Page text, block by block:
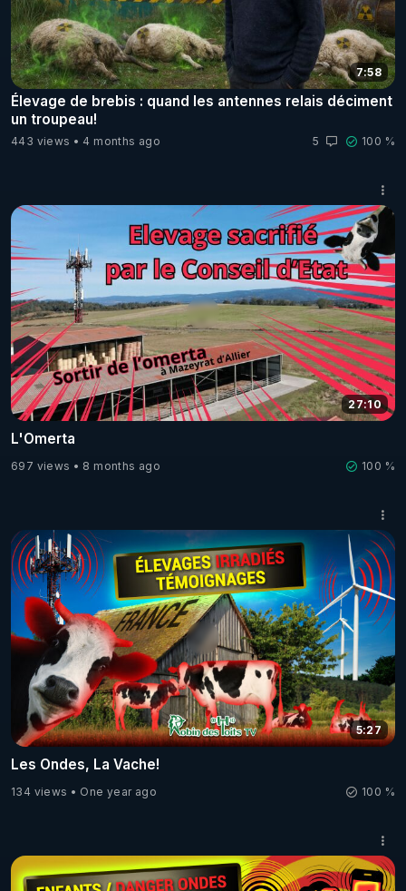
7:58
Élevage de brebis : quand les antennes relais déciment
un troupeau!
443 views 4 months ago 5 100 %
27:10
L'Omerta
697 views 8 months ago 100 %
5:27
Les Ondes, La Vache!
134 views One year ago 100 %